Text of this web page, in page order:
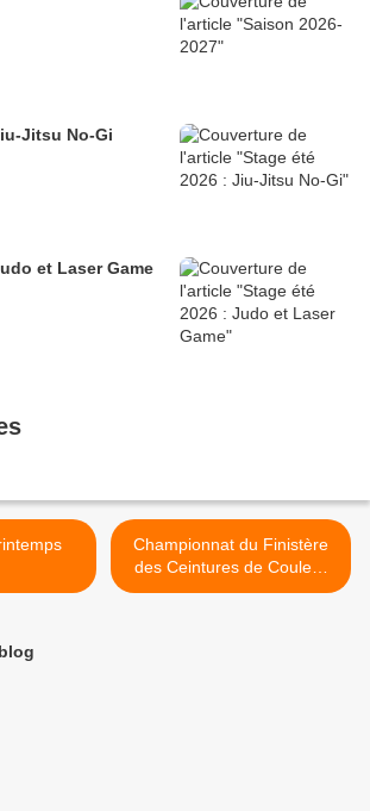
Jitsu No-Gi
et Laser Game
Championnat du Finistère
des Ceintures de Couleur
2018 >